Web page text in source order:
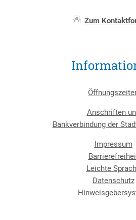
Zum
Anschriften
Bankverbindung der
Impressum
Leichte
Datenschutz